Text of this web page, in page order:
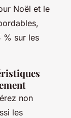
Noël et le
% sur les
non
les